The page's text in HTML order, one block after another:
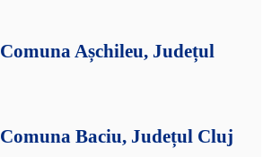
Așchileu, Județul
Baciu, Județul Cluj